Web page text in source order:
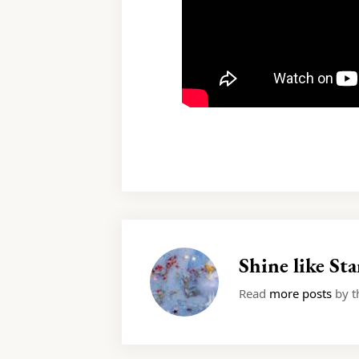
Shine like
Read more posts by